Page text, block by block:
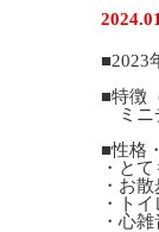
■2023
■特徴
ミニ
■性格
・と
・お
・ト
・心